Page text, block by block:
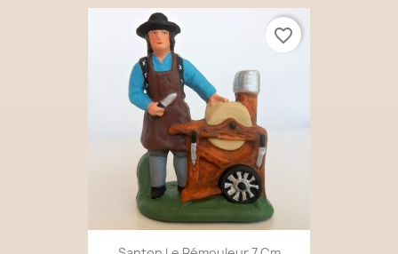
favorite_border